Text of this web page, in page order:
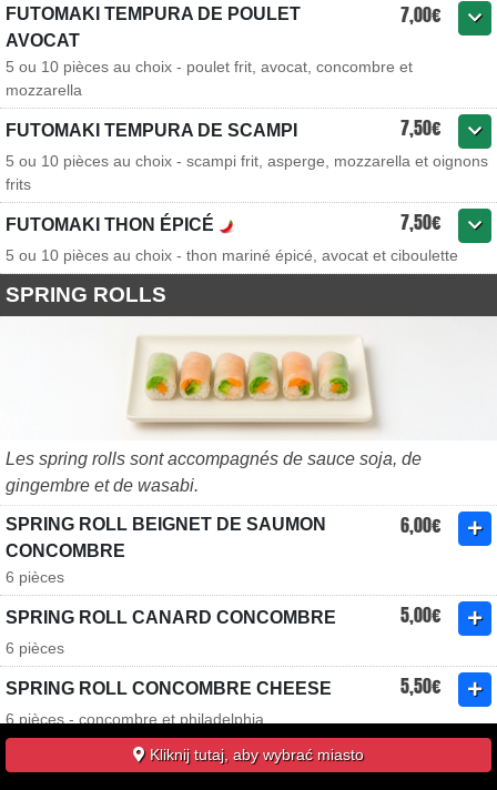
FUTOMAKI TEMPURA DE POULET
AVOCAT
7,00€
5 ou 10 pièces au choix - poulet frit, avocat, concombre et
mozzarella
FUTOMAKI TEMPURA DE SCAMPI 7,50€
5 ou 10 pièces au choix - scampi frit, asperge, mozzarella et oignons
frits
FUTOMAKI THON ÉPICÉ 7,50€
5 ou 10 pièces au choix - thon mariné épicé, avocat et ciboulette
SPRING ROLLS
Les spring rolls sont accompagnés de sauce soja, de
gingembre et de wasabi.
SPRING ROLL BEIGNET DE SAUMON
CONCOMBRE
6,00€
6 pièces
SPRING ROLL CANARD CONCOMBRE 5,00€
6 pièces
SPRING ROLL CONCOMBRE CHEESE 5,50€
6 pièces - concombre et philadelphia
SPRING ROLL CREVETTE AVOCAT
Kliknij tutaj, aby wybrać miasto